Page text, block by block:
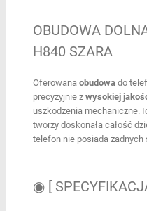
OBUDOWA
H840 SZARA
Oferowana obudowado
precyzyjnie z wysokiej
uszkodzenia mechaniczne.
tworzy doskonała całość
telefon nie posiada żadnych
◉ [